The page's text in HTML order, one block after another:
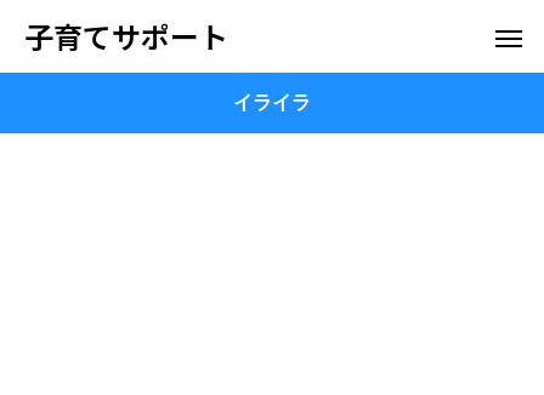
子育てサポート
イライラ